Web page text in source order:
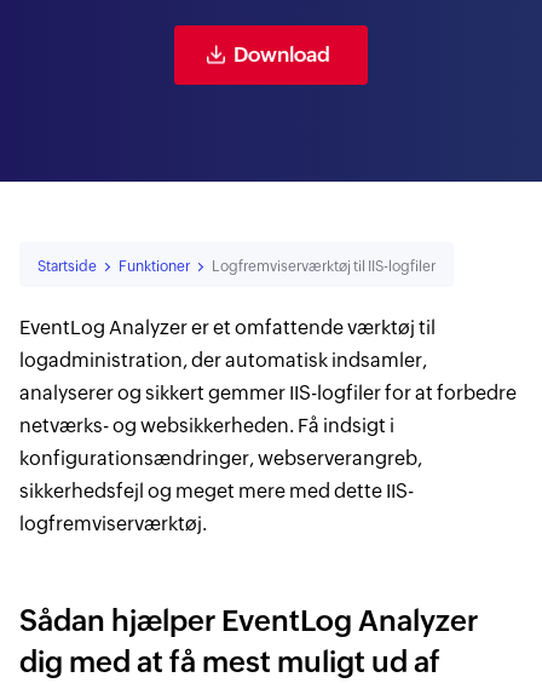
Download
Startside Funktioner Logfremviserværktøj til IIS-logfiler
EventLog Analyzer er et omfattende værktøj til
logadministration, der automatisk indsamler,
analyserer og sikkert gemmer IIS-logfiler for at forbedre
netværks- og websikkerheden. Få indsigt i
konfigurationsændringer, webserverangreb,
sikkerhedsfejl og meget mere med dette IIS-
logfremviserværktøj.
Sådan hjælper EventLog Analyzer
dig med at få mest muligt ud af